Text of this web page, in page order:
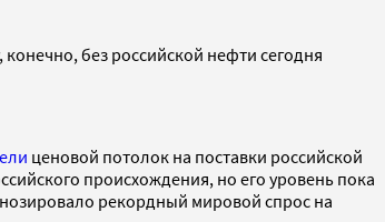
без российской нефти сегодня
ценовой потолок на поставки российской
происхождения, но его уровень пока
рекордный мировой спрос на